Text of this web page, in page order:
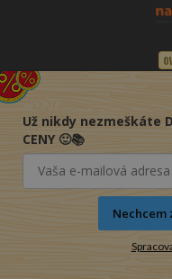
Už nikdy nezmeškáte
CENY 🙂📚
Nechcem